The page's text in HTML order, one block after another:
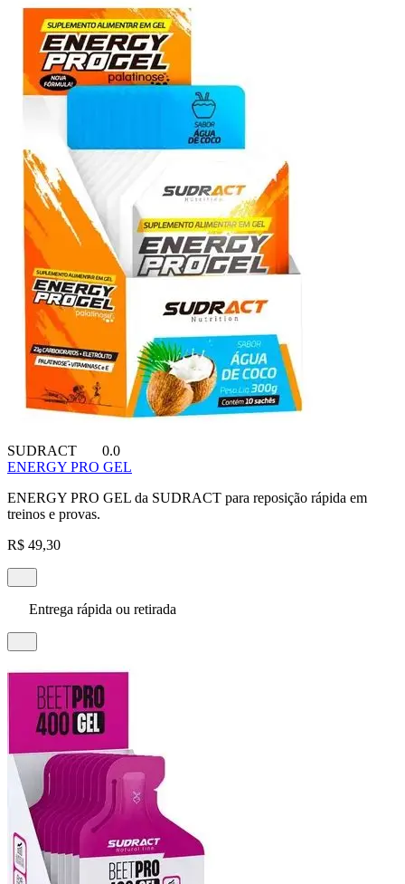
SUDRACT
0.0
ENERGY PRO GEL
ENERGY PRO GEL da SUDRACT para reposição rápida em
treinos e provas.
R$ 49,30
Entrega rápida ou retirada